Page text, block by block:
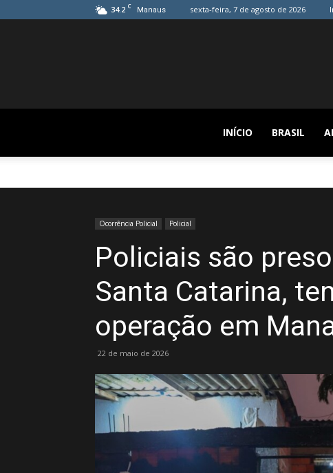
34.2 C Manaus sexta-feira, 7 de agosto de 2026
INÍCIO BRASIL
Ocorrência Policial Policial
Policiais são
Santa Catarina,
operação em
22 de maio de 2026